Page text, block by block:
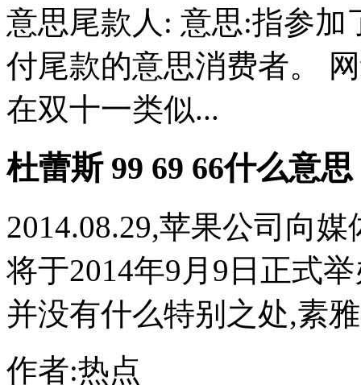
意思尾款人: 意思:指参
付尾款的意思消费者。
在双十一类似...
杜蕾斯 99 69 66什么意思
2014.08.29,苹果公司向
将于2014年9月9日正式
并没有什么特别之处,素
作者:热点